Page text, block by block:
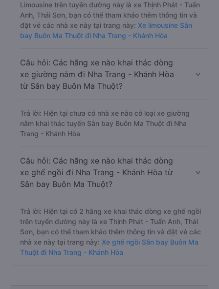
Limousine trên tuyến đường này là xe Thịnh Phát - Tuấn
Anh, Thái Sơn, bạn có thể tham khảo thêm thông tin và
đặt vé các nhà xe này tại trang này: Xe limousine Sân
bay Buôn Ma Thuột đi Nha Trang - Khánh Hòa
Câu hỏi: Các hãng xe nào khai thác dòng
xe giường nằm đi Nha Trang - Khánh Hòa
từ Sân bay Buôn Ma Thuột?
Trả lời: Hiện tại chưa có nhà xe nào có loại xe giường
nằm khai thác tuyến Sân bay Buôn Ma Thuột đi Nha
Trang - Khánh Hòa
Câu hỏi: Các hãng xe nào khai thác dòng
xe ghế ngồi đi Nha Trang - Khánh Hòa từ
Sân bay Buôn Ma Thuột?
Trả lời: Hiện tại có 2 hãng xe khai thác dòng xe ghế ngồi
trên tuyến đường này là xe Thịnh Phát - Tuấn Anh, Thái
Sơn, bạn có thể tham khảo thêm thông tin và đặt vé các
nhà xe này tại trang này: Xe ghế ngồi Sân bay Buôn Ma
Thuột đi Nha Trang - Khánh Hòa